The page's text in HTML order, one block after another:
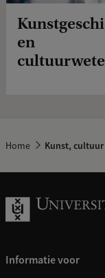
en
Home Kunst,
Informatie voor